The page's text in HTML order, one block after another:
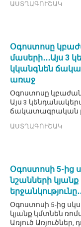
ԱՍՏՂԱԳՈՒՇԱԿ
Օգոստոսը
մասերի․․․Այս
կկանգնեն
առաջ
Օգոստոսը կբաժանի
Այս 3
ճակատագրական
ԱՍՏՂԱԳՈՒՇԱԿ
Օգոստոսի 5-ից
նշանների
Օգոստոսի 5-ից
կյանք կմտնեն
Առյուծ Առյուծներ,